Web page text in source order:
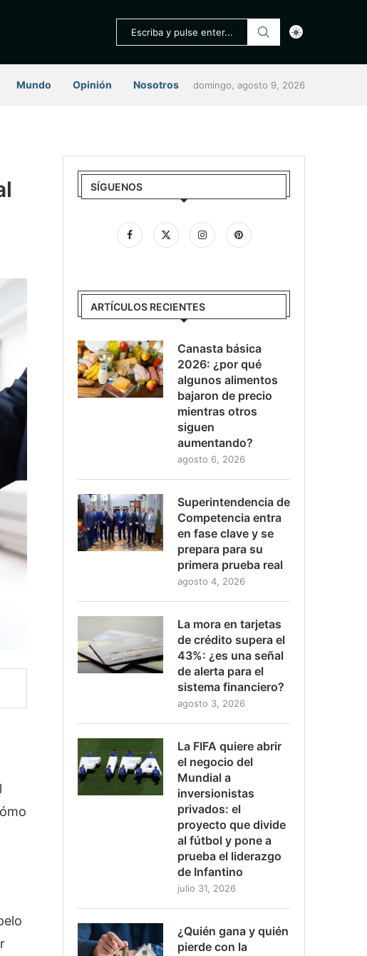
Mundo Opinión Nosotros domingo, agosto 9, 2026
SÍGUENOS
ARTÍCULOS RECIENTES
Canasta básica
2026: ¿por qué
algunos alimentos
bajaron de precio
mientras otros
siguen
aumentando?
agosto 6, 2026
Superintendencia de
Competencia entra
en fase clave y se
prepara para su
primera prueba real
agosto 4, 2026
La mora en tarjetas
de crédito supera el
43%: ¿es una señal
de alerta para el
sistema financiero?
agosto 3, 2026
La FIFA quiere abrir
el negocio del
Mundial a
inversionistas
privados: el
proyecto que divide
al fútbol y pone a
prueba el liderazgo
de Infantino
julio 31, 2026
¿Quién gana y quién
pierde con la